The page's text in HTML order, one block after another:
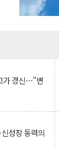
가 경신…"변
성장 동력의